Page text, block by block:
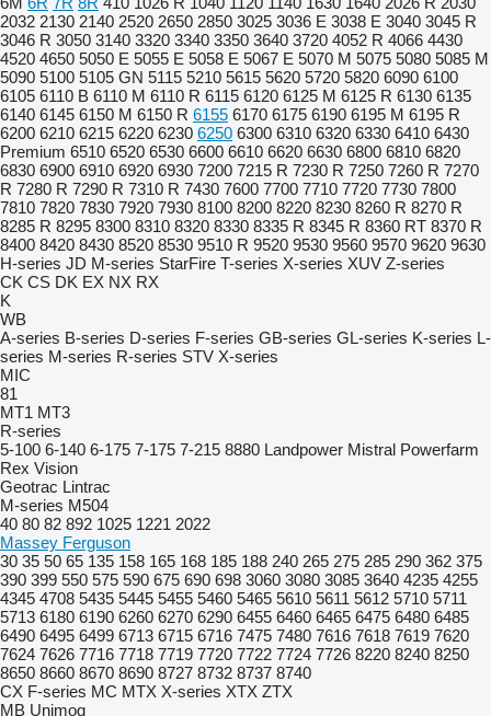
2032 2130 2140 2520 2650 2850 3025 3036 E 3038 E 3040 3045 R
3046 R 3050 3140 3320 3340 3350 3640 3720 4052 R 4066 4430
4520 4650 5050 E 5055 E 5058 E 5067 E 5070 M 5075 5080 5085 M
5090 5100 5105 GN 5115 5210 5615 5620 5720 5820 6090 6100
6105 6110 B 6110 M 6110 R 6115 6120 6125 M 6125 R 6130 6135
6140 6145 6150 M 6150 R 6155 6170 6175 6190 6195 M 6195 R
6200 6210 6215 6220 6230 6250 6300 6310 6320 6330 6410 6430
Premium 6510 6520 6530 6600 6610 6620 6630 6800 6810 6820
6830 6900 6910 6920 6930 7200 7215 R 7230 R 7250 7260 R 7270
R 7280 R 7290 R 7310 R 7430 7600 7700 7710 7720 7730 7800
7810 7820 7830 7920 7930 8100 8200 8220 8230 8260 R 8270 R
8285 R 8295 8300 8310 8320 8330 8335 R 8345 R 8360 RT 8370 R
8400 8420 8430 8520 8530 9510 R 9520 9530 9560 9570 9620 9630
H-series JD M-series StarFire T-series X-series XUV Z-series
CK CS DK EX NX RX
K
WB
A-series B-series D-series F-series GB-series GL-series K-series L-
series M-series R-series STV X-series
MIC
81
MT1 MT3
R-series
5-100 6-140 6-175 7-175 7-215 8880 Landpower Mistral Powerfarm
Rex Vision
Geotrac Lintrac
M-series M504
40 80 82 892 1025 1221 2022
Massey Ferguson
30 35 50 65 135 158 165 168 185 188 240 265 275 285 290 362 375
390 399 550 575 590 675 690 698 3060 3080 3085 3640 4235 4255
4345 4708 5435 5445 5455 5460 5465 5610 5611 5612 5710 5711
5713 6180 6190 6260 6270 6290 6455 6460 6465 6475 6480 6485
6490 6495 6499 6713 6715 6716 7475 7480 7616 7618 7619 7620
7624 7626 7716 7718 7719 7720 7722 7724 7726 8220 8240 8250
8650 8660 8670 8690 8727 8732 8737 8740
CX F-series MC MTX X-series XTX ZTX
MB Unimog